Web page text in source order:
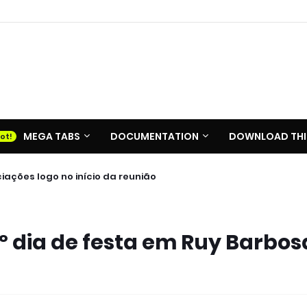
MEGA TABS DOCUMENTATION DOWNLOAD
logo no início da reunião
dia de festa em Ruy